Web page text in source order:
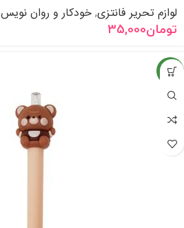
لوازم تحریر فانتزی, خودکار و روان نویس
تومان35,000
جدید